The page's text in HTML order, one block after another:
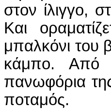
στον ίλιγγο,
Και
μπαλκόνι του
κάμπο. Από
πανωφόρια
ποταμός.